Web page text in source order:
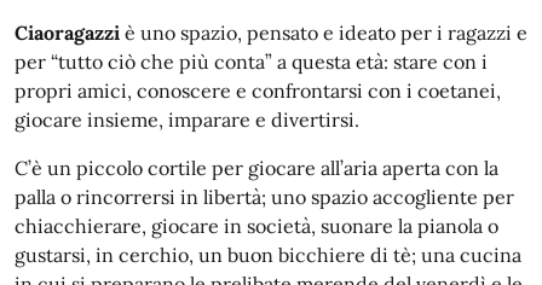
Ciaoragazzi è uno spazio, pensato e ideato per i ragazzi e
per “tutto ciò che più conta” a questa età: stare con i
propri amici, conoscere e confrontarsi con i coetanei,
giocare insieme, imparare e divertirsi.
C’è un piccolo cortile per giocare all’aria aperta con la
palla o rincorrersi in libertà; uno spazio accogliente per
chiacchierare, giocare in società, suonare la pianola o
gustarsi, in cerchio, un buon bicchiere di tè; una cucina